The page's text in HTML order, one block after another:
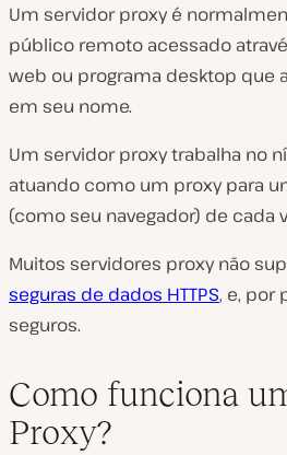
Um servidor proxy é
público remoto acessado
web ou programa desktop que
em seu nome.
Um servidor proxy trabalha no
atuando como um proxy para
(como seu navegador) de cada
Muitos servidores proxy não
seguras de dados HTTPS, e, por
seguros.
Como funciona
Proxy?